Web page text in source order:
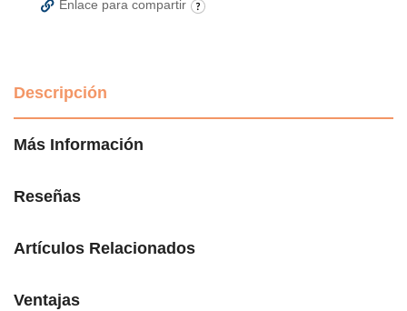
Enlace para compartir
Descripción
Más Información
Reseñas
Artículos Relacionados
Ventajas